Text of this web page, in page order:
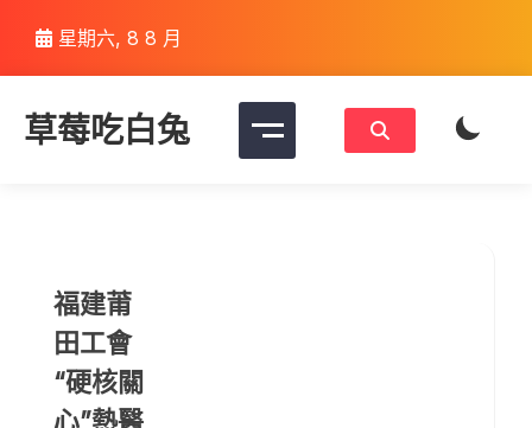
content
星期六, 8 8 月
草莓吃白兔
福建莆
田工會
“硬核關
心”熱醫